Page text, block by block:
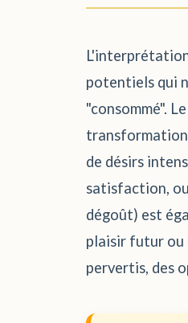
potentiels qui
"consommé".
transformation
de désirs
satisfaction,
dégoût) est
plaisir futur ou
pervertis, des